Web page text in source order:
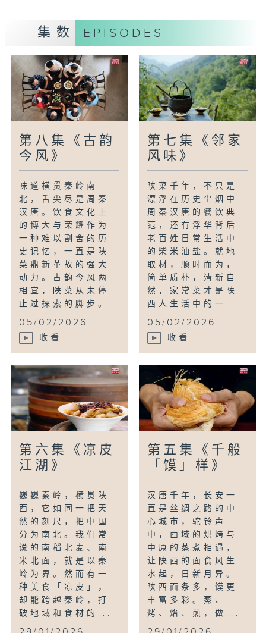
集数 EPISODES
第八集《古韵
今风》
味道横贯秦岭南
北，舌尖尽是周秦
汉唐。饮食文化上
的博大与荣耀作为
一种难以割舍的历
史记忆，一直是陕
菜鼎新革故的强大
动力。古韵今风两
相宜，陕菜从未停
止过探索的脚步。
05/02/2026
收看
第七集《邻家
风味》
陕菜千年，不只是
漂浮在历史尘烟中
周秦汉唐的餐饮典
范，还有浮华背后
老百姓日常生活中
的柴米油盐。就地
取材，顺时而为，
简单质朴，清新自
然，家常菜才是陕
西人生活中的一...
05/02/2026
收看
第六集《凉皮
江湖》
巍巍秦岭，横贯陕
西，它如同一把天
然的刻尺，把中国
分为南北。我们常
说的南稻北麦、南
米北面，就是以秦
岭为界。然而有一
种美食「凉皮」，
却能跨越秦岭，打
破地域和食材的...
第五集《千般
「馍」样》
汉唐千年，长安一
直是丝绸之路的中
心城市，驼铃声
中，西域的烘烤与
中原的蒸煮相遇，
让陕西的面食风生
水起，日新月异。
陕西面条多，馍更
丰富多彩。蒸、
烤、烙、煎，做...